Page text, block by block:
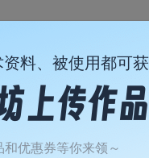
板而造成设备破碎，烧毁
实物试组完美配合上。极
滑的滑入，尺寸严丝合缝
料、被使用都可
优惠券等你来领～